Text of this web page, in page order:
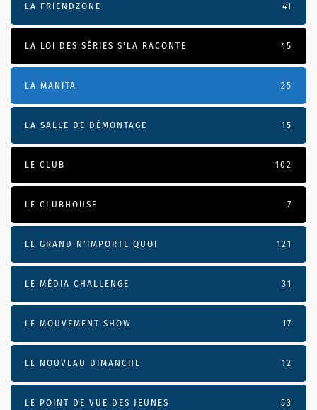
LA FRIENDZONE 41
LA LOI DES SÉRIES S'LA RACONTE 45
LA MANITA 25
LA SALLE DE DÉMONTAGE 15
LE CLUB 102
LE CLUBHOUSE 7
LE GRAND N’IMPORTE QUOI 121
LE MÉDIA CHALLENGE 31
LE MOUVEMENT SHOW 17
LE NOUVEAU DIMANCHE 12
LE POINT DE VUE DES JEUNES 53